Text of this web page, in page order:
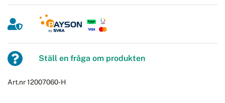
Ställ en fråga om produkten
Art.nr 12007060-H